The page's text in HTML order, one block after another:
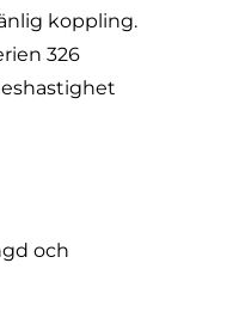
koppling.
326
och